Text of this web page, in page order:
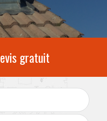
gratuit